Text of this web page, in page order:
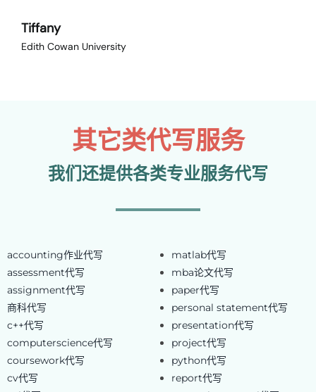
Tiffany
Edith Cowan University
其它类代写服务
我们还提供各类专业服务代写
accounting作业代写
assessment代写
assignment代写
商科代写
c++代写
computerscience代写
coursework代写
cv代写
matlab代写
mba论文代写
paper代写
personal statement代写
presentation代写
project代写
python代写
report代写